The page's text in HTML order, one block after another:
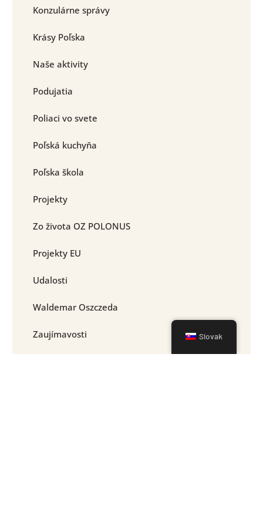
Konzulárne správy
Krásy Poľska
Naše aktivity
Podujatia
Poliaci vo svete
Poľská kuchyňa
Poľska škola
Projekty
Zo života OZ POLONUS
Projekty EU
Udalosti
Waldemar Oszczeda
Zaujímavosti Slovak